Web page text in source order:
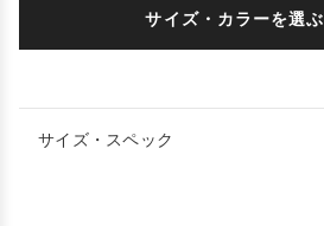
サイズ・カラーを選ぶ
サイズ・スペック